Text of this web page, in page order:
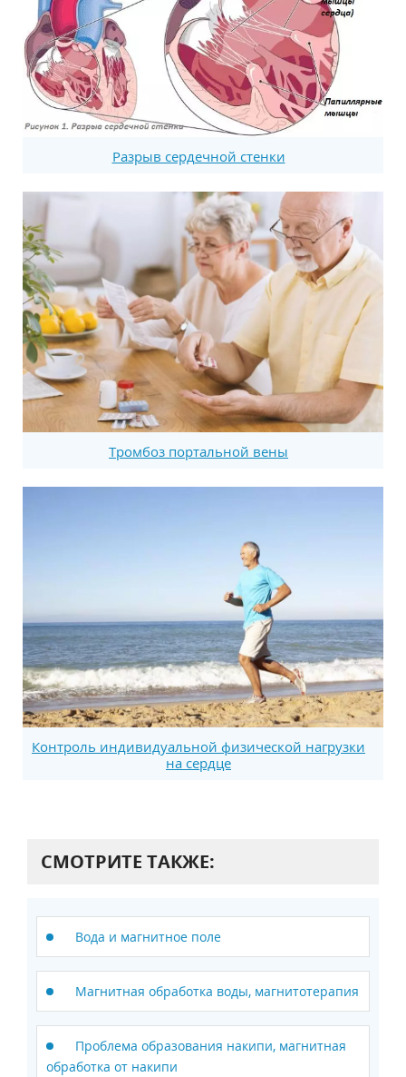
Разрыв сердечной стенки
Тромбоз портальной вены
Контроль индивидуальной физической нагрузки
на сердце
СМОТРИТЕ ТАКЖЕ:
Вода и магнитное поле
Магнитная обработка воды, магнитотерапия
Проблема образования накипи, магнитная
обработка от накипи